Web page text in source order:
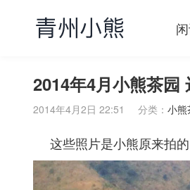
2014年4月小熊茶园
2014年4月2日 22:51 分类： 小熊
这些照片是小熊原来拍